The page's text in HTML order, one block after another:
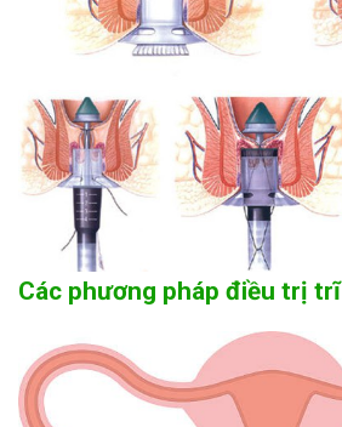
Các phương pháp điều trị trĩ